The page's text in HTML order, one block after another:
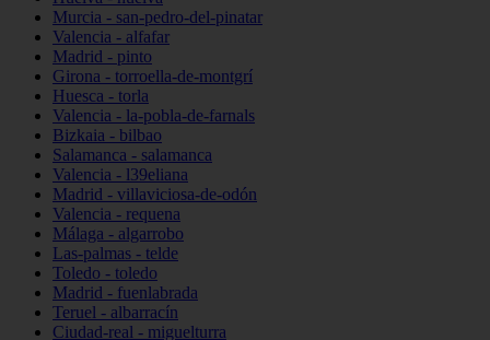
Murcia - san-pedro-del-pinatar
Valencia - alfafar
Madrid - pinto
Girona - torroella-de-montgrí
Huesca - torla
Valencia - la-pobla-de-farnals
Bizkaia - bilbao
Salamanca - salamanca
Valencia - l39eliana
Madrid - villaviciosa-de-odón
Valencia - requena
Málaga - algarrobo
Las-palmas - telde
Toledo - toledo
Madrid - fuenlabrada
Teruel - albarracín
Ciudad-real - miguelturra